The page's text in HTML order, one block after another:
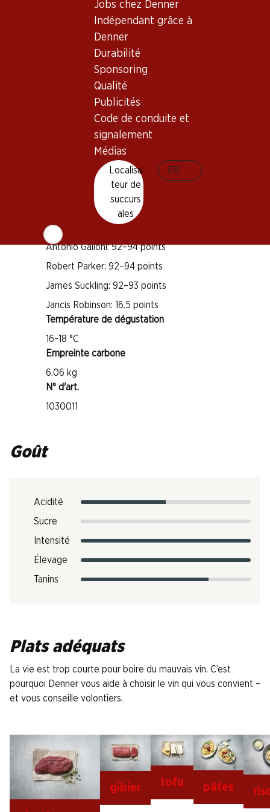
Jobs chez Denner
Indépendant grâce à
Denner
Durabilité
Sponsoring
Qualité
Publicités
Code de conduite et
signalement
Médias
Localisa
teur de
succurs
ales
FR
Bon à savoir
Cabernet Sauvignon
Distinctions
Antonio Galloni: 92–94 points
Robert Parker: 92–94 points
James Suckling: 92–93 points
Jancis Robinson: 16.5 points
Température de dégustation
16–18 °C
Empreinte carbone
6.06 kg
N° d'art.
1030011
Goût
Acidité
Sucre
Intensité
Élevage
Tanins
Plats adéquats
La vie est trop courte pour boire du mauvais vin. C’est
pourquoi Denner vous aide à choisir le vin qui vous convient –
et vous conseille volontiers.
gibier tofu pâtes